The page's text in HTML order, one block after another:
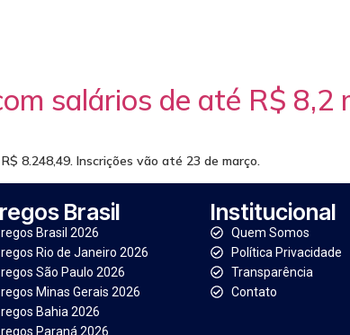
salários de até R$ 8,2
8.248,49. Inscrições vão até 23 de março.
Brasil
Brasil 2026
Rio de Janeiro 2026
São Paulo 2026
Minas Gerais 2026
Bahia 2026
Paraná 2026
Institucional
Quem Somos
Política Privacidade
Transparência
Contato